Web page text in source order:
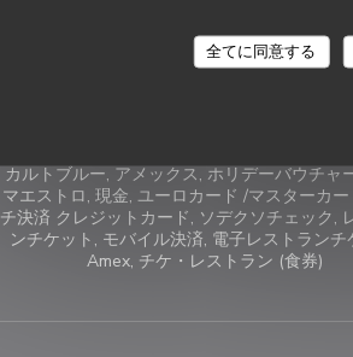
全てに同意する
無料のWi-Fi, 奪うワインの販売, , 食事をとる,
共駐車場, 日曜日営業, 7/7オープン, 奪うシー
アコン, 動物に優しい, トイレと障害者アクセ
カルトブルー, アメックス, ホリデーバウチャ
マエストロ, 現金, ユーロカード /マスターカー
チ決済 クレジットカード, ソデクソチェック,
ンチケット, モバイル決済, 電子レストランチ
Amex, チケ・レストラン (食券)